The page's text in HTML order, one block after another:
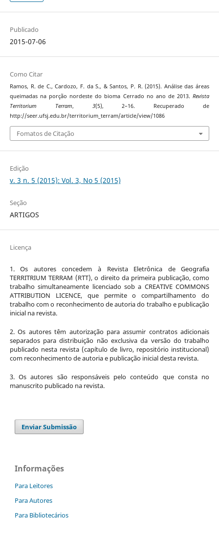
Publicado
2015-07-06
Como Citar
Ramos, R. de C., Cardozo, F. da S., & Santos, P. R. (2015). Análise das áreas
queimadas na porção nordeste do bioma Cerrado no ano de 2013.Revista
Territorium Terram, 3(5), 2–16. Recuperado de
http://seer.ufsj.edu.br/territorium_terram/article/view/1086
Fomatos de Citação
Edição
v. 3 n. 5 (2015): Vol. 3, No 5 (2015)
Seção
ARTIGOS
Licença
1. Os autores concedem à Revista Eletrônica de Geografia
TERRITRIUM TERRAM (RTT), o direito da primeira publicação, como
trabalho simultaneamente licenciado sob a CREATIVE COMMONS
ATTRIBUTION LICENCE, que permite o compartilhamento do
trabalho com o reconhecimento de autoria do trabalho e publicação
inicial na revista.
2. Os autores têm autorização para assumir contratos adicionais
separados para distribuição não exclusiva da versão do trabalho
publicado nesta revista (capítulo de livro, repositório institucional)
com reconhecimento de autoria e publicação inicial desta revista.
3. Os autores são responsáveis pelo conteúdo que consta no
manuscrito publicado na revista.
Enviar Submissão
Informações
Para Leitores
Para Autores
Para Bibliotecários